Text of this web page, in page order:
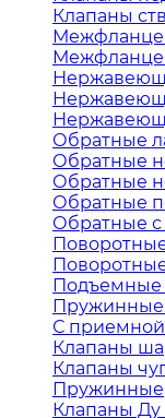
Клапаны
Обратные
Обратные
Обратные
Обратные
Обратные
С приемной
Клапаны
Клапаны
Пружинные
Клапаны Ду